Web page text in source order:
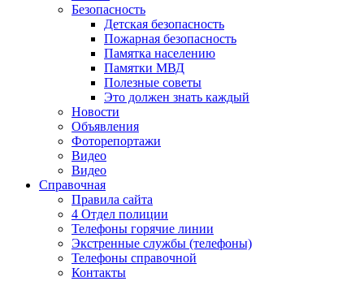
Безопасность
Детская безопасность
Пожарная безопасность
Памятка населению
Памятки МВД
Полезные советы
Это должен знать каждый
Новости
Объявления
Фоторепортажи
Видео
Видео
Справочная
Правила сайта
4 Отдел полиции
Телефоны горячие линии
Экстренные службы (телефоны)
Телефоны справочной
Контакты